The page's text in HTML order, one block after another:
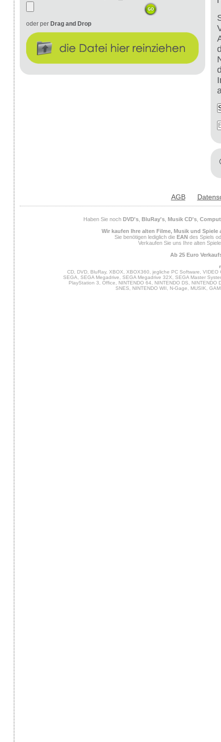
oder per Drag and Drop
AGB
Haben Sie noch DVD's, BluRay's, Musik CD's,
Wir kaufen Ihre alten Filme, Musik und Spiele
Sie benötigen lediglich die EAN des Spiels
Verkaufen Sie uns Ihre alten
Ab 25 Euro
CD, DVD, BluRay, XBOX, XBOX360, jegliche PC Software,
SEGA, SEGA Megadrive, SEGA Megadrive 32X, SEGA Master
PlayStation 3, Office, NINTENDO 64, NINTENDO DS,
SNES, NINTENDO WII, N-Gage, MUSIK,